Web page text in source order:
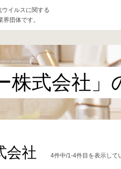
イルスに関する
団体です。
株式会社
会社 4件中/1-4件目を表示して